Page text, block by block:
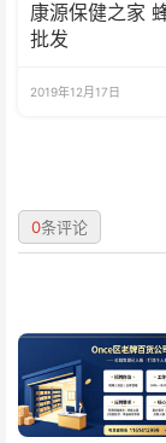
康源保健之家
批发
2019年12月17日
0条评论